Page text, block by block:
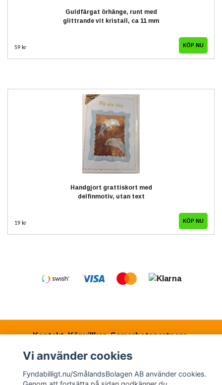
Guldfärgat örhänge, runt med
glittrande vit kristall, ca 11 mm
59 kr
Handgjort grattiskort med
delfinmotiv, utan text
19 kr
Kontakt Köpvillkor Samarbetspartners
© Copyright 2026 Fyndabilligt.nu/SmålandsBolagen
Vi använder cookies
Fyndabilligt.nu/SmålandsBolagen AB använder cookies.